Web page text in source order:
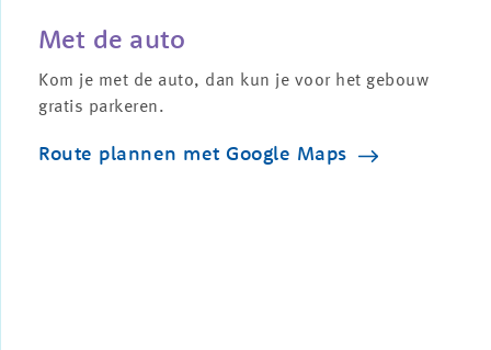
Met de auto
Kom je met de auto, dan kun je voor het gebouw
gratis parkeren.
Route plannen met Google Maps